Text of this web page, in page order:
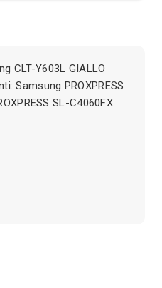
CLT-Y603L GIALLO
Samsung PROXPRESS
SL-C4060FX